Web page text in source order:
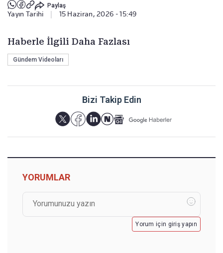
Paylaş
Yayın Tarihi 15 Haziran, 2026 - 15:49
Haberle İlgili Daha Fazlası
Gündem Videoları
Bizi Takip Edin
YORUMLAR
Yorum için giriş yapın